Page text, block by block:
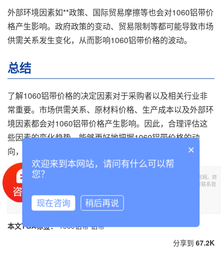
外部环境因素如**政策、国际贸易摩擦等也会对1060铝带价
格产生影响。政府政策的变动、贸易限制等都可能导致市场
供需关系发生变化，从而影响1060铝带价格的波动。
总结
了解1060铝带价格的决定因素对于采购者以及相关行业非
常重要。市场供需关系、原材料价格、生产成本以及外部环
境因素都会对1060铝带价格产生影响。因此，合理评估这
些因素的变化趋势，能够更好地把握1060铝带价格的动
向，做出明智的购买决策。
本文标题《探索1060铝带价格的因素(了解1060铝带价格的决定因素)》,**于泰诚铝业官网。转
载请注明出处：https://www.tclvban.com//lvdainews/278.html，需要1060铝带,铝带可联系我
部分内容参考：百度百科
本文TGA标签： 1060铝带 铝带
分享到 67.2K
×
欢迎来到本网站，请问有什么可以帮
您？
现在咨询 稍后再说